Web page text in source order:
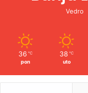
Vedro
36 ℃
pon
38 ℃
uto